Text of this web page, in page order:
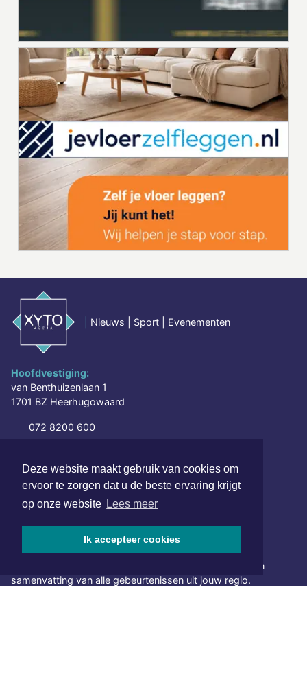
Deze website maakt gebruik van cookies om
ervoor te zorgen dat u de beste ervaring krijgt
op onze website Lees meer
Ik accepteer cookies
Nieuws | Sport | Evenementen
Hoofdvestiging:
van Benthuizenlaan 1
1701 BZ Heerhugowaard
072 8200 600
SOCIAL MEDIA
NIEUWSBRIEF AANMELDEN
Schrijf je in voor onze nieuwsbrief en krijg wekelijks een
samenvatting van alle gebeurtenissen uit jouw regio.